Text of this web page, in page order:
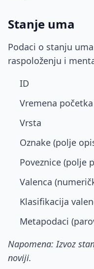
Stanje uma
Podaci o stanju
raspoloženju i
ID
Vremena
Vrsta
Oznake (polje
Poveznice (polje
Valenca
Klasifikacija
Metapodaci
Napomena: Izvoz
noviji.